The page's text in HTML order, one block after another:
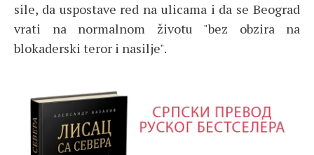
sile, da uspostave red na ulicama i da se Beograd
vrati na normalnom životu "bez obzira na
blokaderski teror i nasilje".